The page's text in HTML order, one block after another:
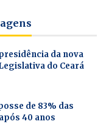
da nova
do Ceará
de 83% das
40 anos